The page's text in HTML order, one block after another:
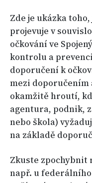
Zde je ukázka
projevuje v
očkování ve
kontrolu a
doporučení k
mezi doporučením
okamžitě hroutí,
agentura, podnik,
nebo škola)
na základě
Zkuste
např. u